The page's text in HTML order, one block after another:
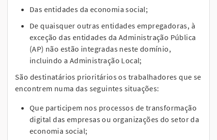
Das entidades da economia social;
De quaisquer outras entidades empregadoras, à
exceção das entidades da Administração Pública
(AP) não estão integradas neste domínio,
incluindo a Administração Local;
São destinatários prioritários os trabalhadores que se
encontrem numa das seguintes situações:
Que participem nos processos de transformação
digital das empresas ou organizações do setor da
economia social;